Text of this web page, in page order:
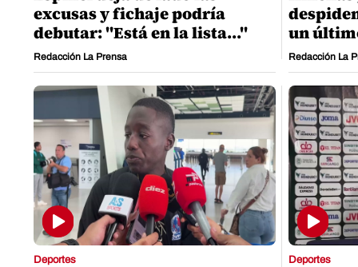
excusas y fichaje podría
debutar: "Está en la lista..."
Redacción La Prensa
un
Redacción La
Deportes Deportes